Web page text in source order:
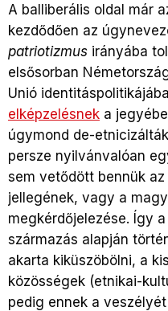
A balliberális oldal már
kezdődően az
patriotizmus irányába
elsősorban
Unió
elképzelésnek a
úgymond de-
persze nyilvánvalóan
sem vetődött bennük
jellegének, vagy a
megkérdőjelezése. Így
származás alapján
akarta kiküszöbölni, a
közösségek (etnikai-
pedig ennek a